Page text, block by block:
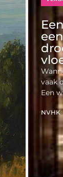
vaak
Een
NVHK